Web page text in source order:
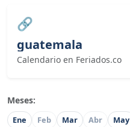
🔗
guatemala
Calendario en Feriados.co
Meses:
Ene Feb Mar Abr May